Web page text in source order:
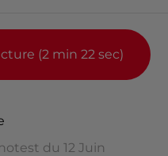
(2 min 22 sec)
du 12 Juin